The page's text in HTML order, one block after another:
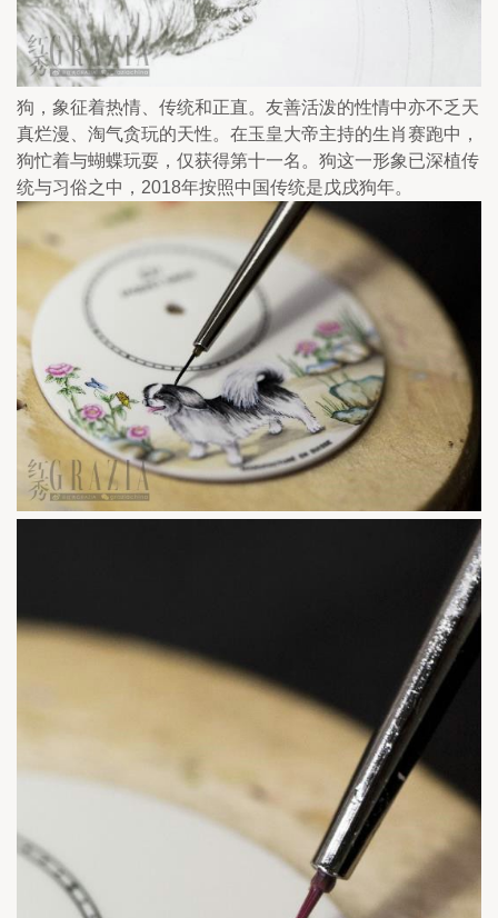
狗，象征着热情、传统和正直。友善活泼的性情中亦不乏天
真烂漫、淘气贪玩的天性。在玉皇大帝主持的生肖赛跑中，
狗忙着与蝴蝶玩耍，仅获得第十一名。狗这一形象已深植传
统与习俗之中，2018年按照中国传统是戊戌狗年。